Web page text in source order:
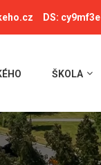
DS: cy9mf3e
ŠKOLA